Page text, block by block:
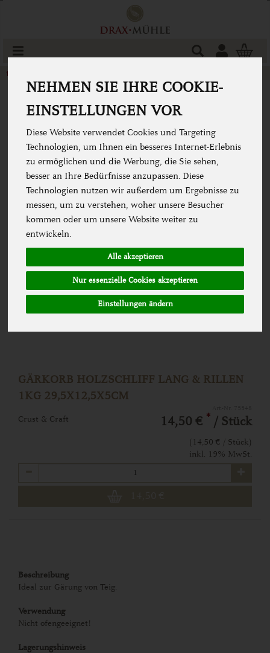
NEHMEN SIE IHRE COOKIE-
EINSTELLUNGEN VOR
Diese Website verwendet Cookies und Targeting
Technologien, um Ihnen ein besseres Internet-Erlebnis
zu ermöglichen und die Werbung, die Sie sehen,
besser an Ihre Bedürfnisse anzupassen. Diese
Technologien nutzen wir außerdem um Ergebnisse zu
messen, um zu verstehen, woher unsere Besucher
kommen oder um unsere Website weiter zu
entwickeln.
Alle akzeptieren
Nur essenzielle Cookies akzeptieren
Einstellungen ändern
Produkt
GÄRKORB HOLZSCHLIFF LANG & RILLEN
1KG 29,5X12,5X5CM
Crust & Craft 14,50 € * / Stück
(14,50 € / Stück)
inkl. 19% MwSt.
Beschreibung
Ideal zur Gärung von Teig.
Verwendung
Nicht ofengeeignet!
Lagerungshinweis